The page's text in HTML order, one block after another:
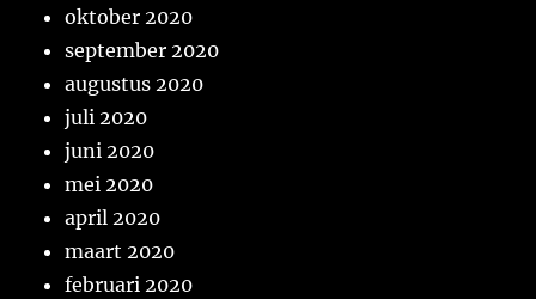
oktober 2020
september 2020
augustus 2020
juli 2020
juni 2020
mei 2020
april 2020
maart 2020
februari 2020